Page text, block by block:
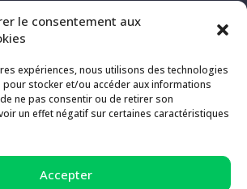
le consentement aux
expériences, nous utilisons des technologies
stocker et/ou accéder aux informations
ne pas consentir ou de retirer son
un effet négatif sur certaines caractéristiques
Accepter
et transparente en matière d’émissions de